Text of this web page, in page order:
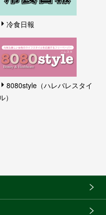
冷食日報
8080style（ハレバレスタイ
ル）